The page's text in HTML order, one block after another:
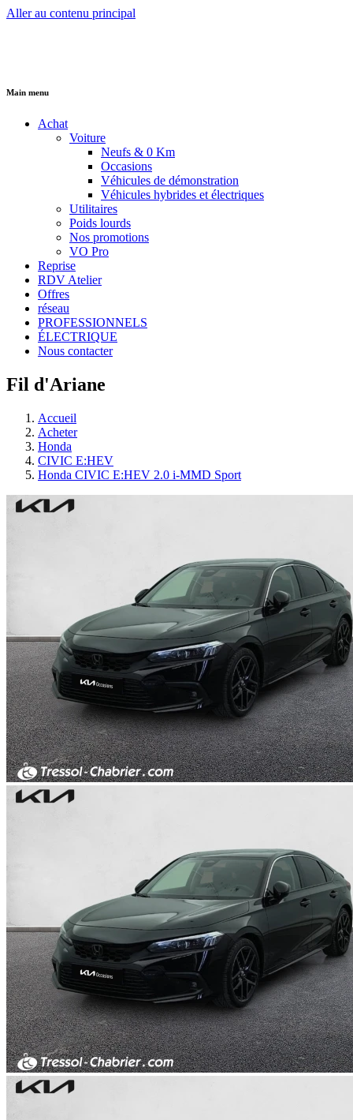
Aller au contenu principal
Main menu
Achat
Voiture
Neufs & 0 Km
Occasions
Véhicules de démonstration
Véhicules hybrides et électriques
Utilitaires
Poids lourds
Nos promotions
VO Pro
Reprise
RDV Atelier
Offres
réseau
PROFESSIONNELS
ÉLECTRIQUE
Nous contacter
Fil d'Ariane
Accueil
Acheter
Honda
CIVIC E:HEV
Honda CIVIC E:HEV 2.0 i-MMD Sport